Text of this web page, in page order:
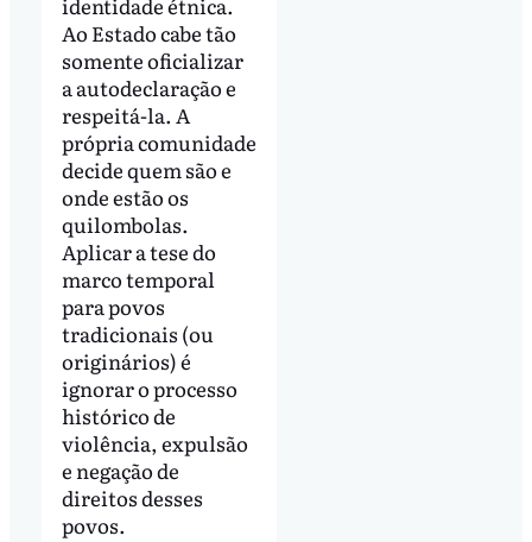
Ao Estado cabe tão
somente oficializar
a autodeclaração e
respeitá-la. A
própria comunidade
decide quem são e
onde estão os
quilombolas.
Aplicar a tese do
marco temporal
para povos
tradicionais (ou
originários) é
ignorar o processo
histórico de
violência, expulsão
e negação de
direitos desses
povos.